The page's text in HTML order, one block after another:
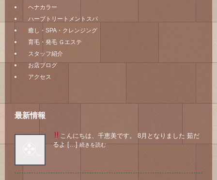
ヘナカラー
ハーブトリートメントスパ
癒し・SPA・クレンジング
育毛・発毛 Ｇエステ
スタッフ紹介
お店ブログ
アクセス
最新情報
こんにちは、千恵美です。 8月となりました 茹だ
るよ […] 続きを読む